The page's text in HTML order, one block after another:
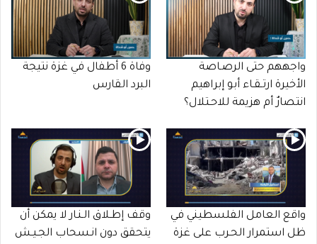
واجههم حتى الرصـاصة
الأخيرة ارتـقـاء أبو إبراهيم
انتصارٌ أم هزيمة للاحـتلال؟
وفاة 6 أطفال في غزة نتيجة
البرد القارس
واقع العامل الفلسطيني في
ظل استمرار الحـرب على غزة
وقف إطـلاق الـنـار لا يمكن أن
يتحقق دون انـسحاب الجـيـش